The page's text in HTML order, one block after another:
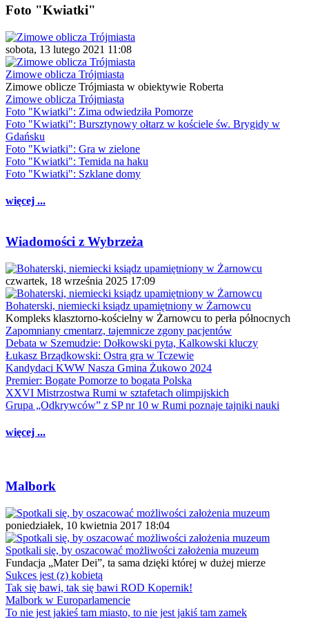
Foto "Kwiatki"
sobota, 13 lutego 2021 11:08
Zimowe oblicza Trójmiasta
Zimowe oblicze Trójmiasta w obiektywie Roberta
Zimowe oblicza Trójmiasta
Foto "Kwiatki": Zima odwiedziła Pomorze
Foto "Kwiatki": Bursztynowy ołtarz w kościele św. Brygidy w
Gdańsku
Foto "Kwiatki": Gra w zielone
Foto "Kwiatki": Temida na haku
Foto "Kwiatki": Szklane domy
więcej ...
Wiadomości z Wybrzeża
czwartek, 18 września 2025 17:09
Bohaterski, niemiecki ksiądz upamiętniony w Żarnowcu
Kompleks klasztorno-kościelny w Żarnowcu to perła północnych
Zapomniany cmentarz, tajemnicze zgony pacjentów
Debata w Szemudzie: Dołkowski pyta, Kalkowski kluczy
Łukasz Brządkowski: Ostra gra w Tczewie
Kandydaci KWW Nasza Gmina Żukowo 2024
Premier: Bogate Pomorze to bogata Polska
XXVI Mistrzostwa Rumi w sztafetach olimpijskich
Grupa „Odkrywców” z SP nr 10 w Rumi poznaje tajniki nauki
więcej ...
Malbork
poniedziałek, 10 kwietnia 2017 18:04
Spotkali się, by oszacować możliwości założenia muzeum
Fundacja „Mater Dei”, ta sama dzięki której w dużej mierze
Sukces jest (z) kobietą
Tak się bawi, tak się bawi ROD Kopernik!
Malbork w Europarlamencie
To nie jest jakieś tam miasto, to nie jest jakiś tam zamek